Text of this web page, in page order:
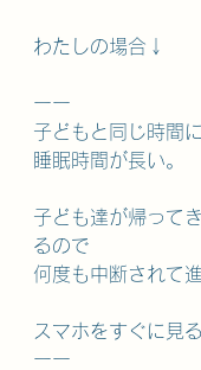
わたしの場合↓
ーー
子どもと同じ時間
睡眠時間が長い。
子ども達が帰って
るので
何度も中断されて
スマホをすぐに見
ーー